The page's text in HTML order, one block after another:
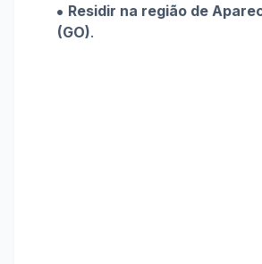
Residir na região de
(GO).